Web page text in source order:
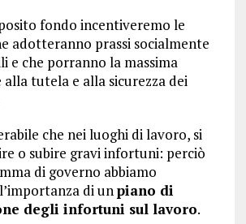
fondo incentiveremo le
adotteranno prassi socialmente
e che porranno la massima
tutela e alla sicurezza dei
che nei luoghi di lavoro, si
o subire gravi infortuni: perciò
di governo abbiamo
di unpiano di
degli infortuni sul lavoro.